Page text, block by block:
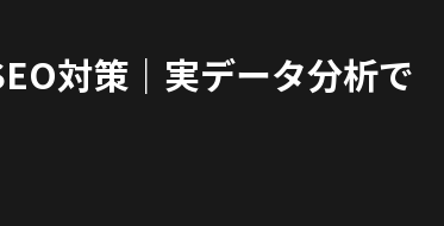
対策｜実データ分析で